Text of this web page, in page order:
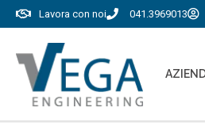
Lavora con noi 041.3969013